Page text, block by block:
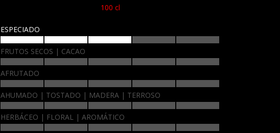
100 cl
ESPECIADO
FRUTOS SECOS CACAO
AFRUTADO
AHUMADO TOSTADO MADERA TERROSO
HERBÁCEO FLORAL AROMÁTICO